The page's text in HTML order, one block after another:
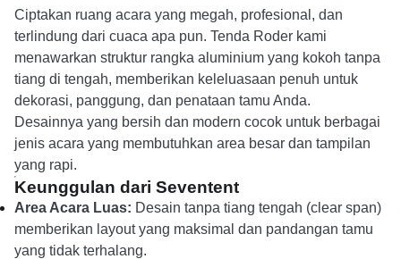
Ciptakan ruang acara yang megah, profesional, dan
terlindung dari cuaca apa pun. Tenda Roder kami
menawarkan struktur rangka aluminium yang kokoh tanpa
tiang di tengah, memberikan keleluasaan penuh untuk
dekorasi, panggung, dan penataan tamu Anda.
Desainnya yang bersih dan modern cocok untuk berbagai
jenis acara yang membutuhkan area besar dan tampilan
yang rapi.
Keunggulan dari Seventent
Area Acara Luas: Desain tanpa tiang tengah (clear span)
memberikan layout yang maksimal dan pandangan tamu
yang tidak terhalang.